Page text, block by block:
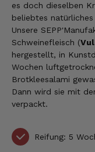
es doch dieselben
beliebtes
Unsere
Schweinefleisch (
hergestellt, in
Wochen
Brotkleesalami
Dann wird sie mit
verpackt.
Reifung: 5